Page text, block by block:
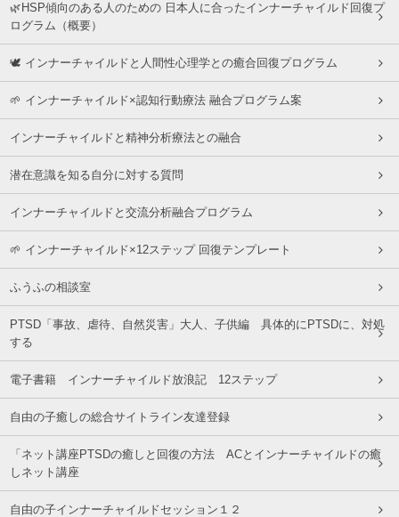
🌿HSP傾向のある人のための 日本人に合ったインナーチャイルド回復プ
ログラム（概要）
🕊 インナーチャイルドと人間性心理学との癒合回復プログラム
🌱 インナーチャイルド×認知行動療法 融合プログラム案
インナーチャイルドと精神分析療法との融合
潜在意識を知る自分に対する質問
インナーチャイルドと交流分析融合プログラム
🌱 インナーチャイルド×12ステップ 回復テンプレート
ふうふの相談室
PTSD「事故、虐待、自然災害」大人、子供編 具体的にPTSDに、対処
する
電子書籍 インナーチャイルド放浪記 12ステップ
自由の子癒しの総合サイトライン友達登録
「ネット講座PTSDの癒しと回復の方法 ACとインナーチャイルドの癒
しネット講座
自由の子インナーチャイルドセッション１２